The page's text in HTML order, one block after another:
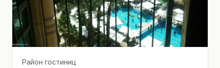
Район гостиниц